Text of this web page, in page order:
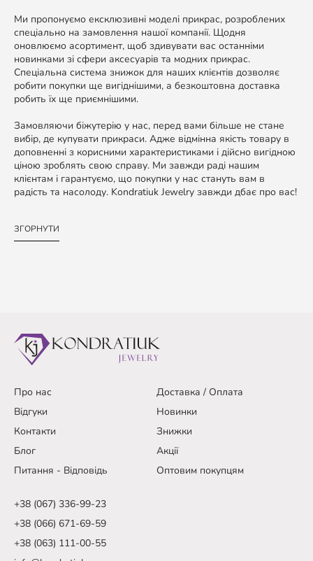
Ми пропонуємо ексклюзивні моделі прикрас, розроблених
спеціально на замовлення нашої компанії. Щодня
оновлюємо асортимент, щоб здивувати вас останніми
новинками зі сфери аксесуарів та модних прикрас.
Спеціальна система знижок для наших клієнтів дозволяє
робити покупки ще вигіднішими, а безкоштовна доставка
робить їх ще приємнішими.
Замовляючи біжутерію у нас, перед вами більше не стане
вибір, де купувати прикраси. Адже відмінна якість товару в
доповненні з корисними характеристиками і дійсно вигідною
ціною зроблять свою справу. Ми завжди раді нашим
клієнтам і гарантуємо, що покупки у нас стануть вам в
радість та насолоду. Kondratiuk Jewelry завжди дбає про вас!
ЗГОРНУТИ
Про нас
Доставка / Оплата
Відгуки
Новинки
Контакти
Знижки
Блог
Акції
Питання - Відповідь
Оптовим покупцям
+38 (067) 336-99-23
+38 (066) 671-69-59
+38 (063) 111-00-55